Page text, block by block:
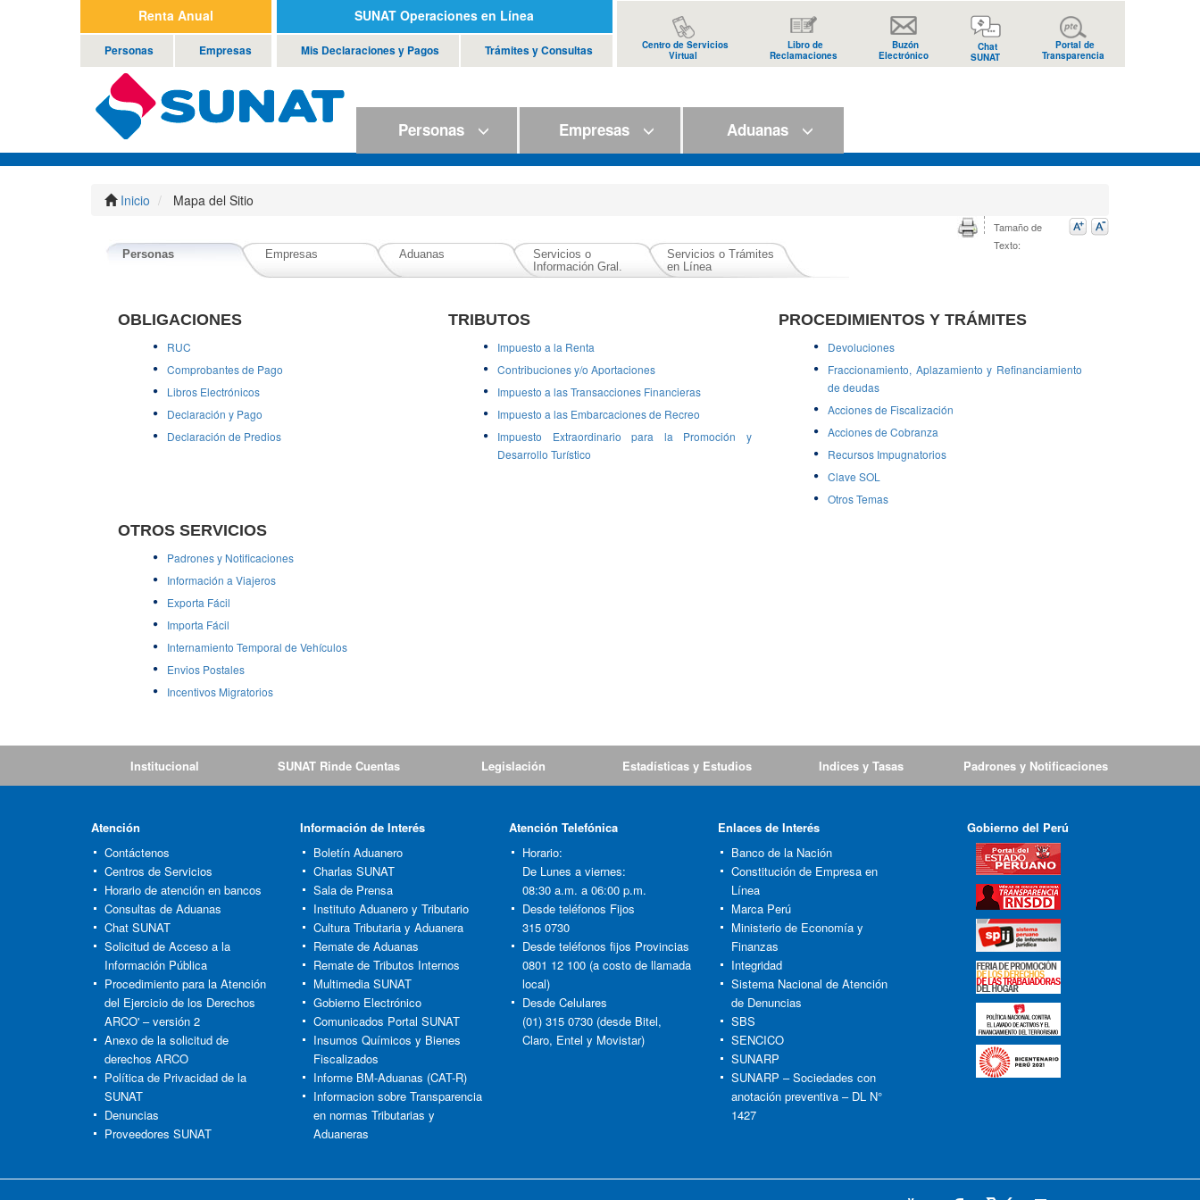
Renta Anual
Personas Empresas
SUNAT Operaciones en Línea
Mis Declaraciones y Pagos Trámites y Consultas
Centro de Servicios
Virtual
Libro de
Reclamaciones
Buzón
Electrónico
Chat
SUNAT
Portal de
Transparencia
Personas Empresas Aduanas
Inicio Mapa del Sitio
Tamaño de
Texto:
Personas Empresas Aduanas
Servicios o
Información Gral.
Servicios o Trámites
en Línea
OBLIGACIONES
RUC
Comprobantes de Pago
Libros Electrónicos
Declaración y Pago
Declaración de Predios
TRIBUTOS
Impuesto a la Renta
Contribuciones y/o Aportaciones
Impuesto a las Transacciones Financieras
Impuesto a las Embarcaciones de Recreo
Impuesto Extraordinario para la Promoción y
Desarrollo Turístico
PROCEDIMIENTOS Y TRÁMITES
Devoluciones
Fraccionamiento, Aplazamiento y Refinanciamiento
de deudas
Acciones de Fiscalización
Acciones de Cobranza
Recursos Impugnatorios
Clave SOL
Otros Temas
OTROS SERVICIOS
Padrones y Notificaciones
Información a Viajeros
Exporta Fácil
Importa Fácil
Internamiento Temporal de Vehículos
Envios Postales
Incentivos Migratorios
Institucional SUNAT Rinde Cuentas Legislación Estadísticas y Estudios Indices y Tasas Padrones y Notificaciones
Atención
Contáctenos
Centros de Servicios
Horario de atención en bancos
Consultas de Aduanas
Chat SUNAT
Solicitud de Acceso a la
Información Pública
Procedimiento para la Atención
del Ejercicio de los Derechos
ARCO' – versión 2
Anexo de la solicitud de
derechos ARCO
Política de Privacidad de la
SUNAT
Denuncias
Proveedores SUNAT
Información de Interés
Boletín Aduanero
Charlas SUNAT
Sala de Prensa
Instituto Aduanero y Tributario
Cultura Tributaria y Aduanera
Remate de Aduanas
Remate de Tributos Internos
Multimedia SUNAT
Gobierno Electrónico
Comunicados Portal SUNAT
Insumos Químicos y Bienes
Fiscalizados
Informe BM-Aduanas (CAT-R)
Informacion sobre Transparencia
en normas Tributarias y
Aduaneras
Atención Telefónica
Horario:
De Lunes a viernes:
08:30 a.m. a 06:00 p.m.
Desde teléfonos Fijos
315 0730
Desde teléfonos fijos Provincias
0801 12 100 (a costo de llamada
local)
Desde Celulares
(01) 315 0730 (desde Bitel,
Claro, Entel y Movistar)
Enlaces de Interés
Banco de la Nación
Constitución de Empresa en
Línea
Marca Perú
Ministerio de Economía y
Finanzas
Integridad
Sistema Nacional de Atención
de Denuncias
SBS
SENCICO
SUNARP
SUNARP – Sociedades con
anotación preventiva – DL N°
1427
Gobierno del Perú